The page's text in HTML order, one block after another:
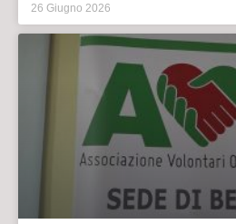
26 Giugno 2026